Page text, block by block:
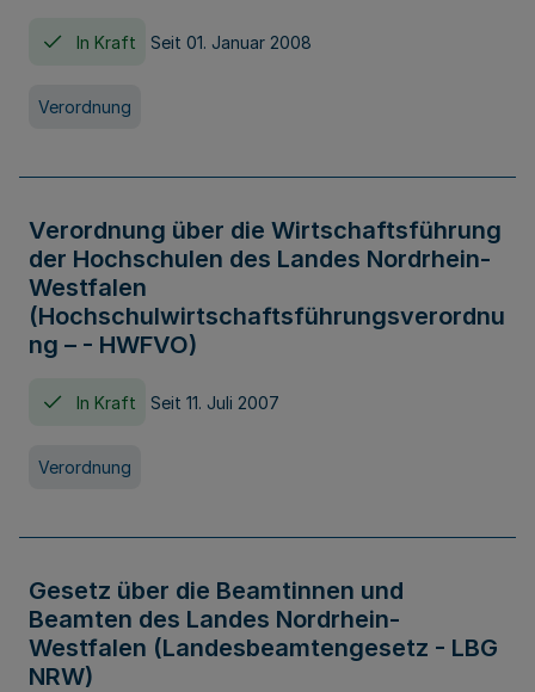
In Kraft Seit 01. Januar 2008
Verordnung
Verordnung über die Wirtschaftsführung
der Hochschulen des Landes Nordrhein-
Westfalen
(Hochschulwirtschaftsführungsverordnu
ng – - HWFVO)
In Kraft Seit 11. Juli 2007
Verordnung
Gesetz über die Beamtinnen und
Beamten des Landes Nordrhein-
Westfalen (Landesbeamtengesetz - LBG
NRW)